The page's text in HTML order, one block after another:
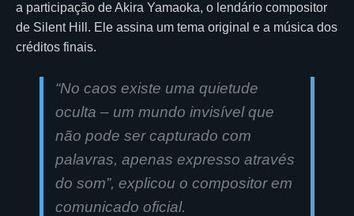
a participação de Akira Yamaoka, o lendário compositor
de Silent Hill. Ele assina um tema original e a música dos
créditos finais.
“No caos existe uma quietude
oculta – um mundo invisível que
não pode ser capturado com
palavras, apenas expresso através
do som”, explicou o compositor em
comunicado oficial.